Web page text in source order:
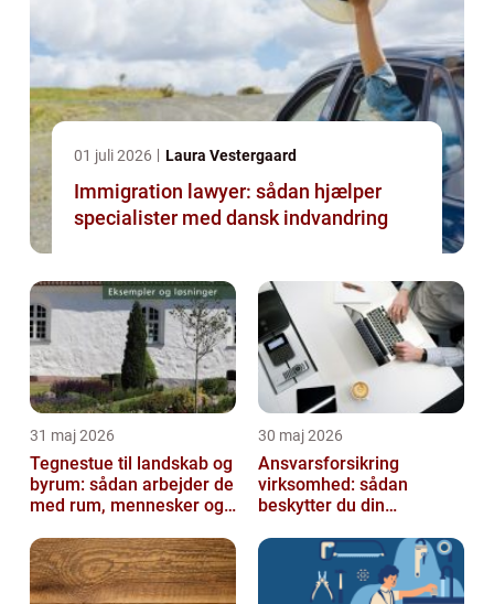
01 juli 2026 Laura Vestergaard
Immigration lawyer: sådan hjælper
specialister med dansk indvandring
31 maj 2026
Tegnestue til landskab og
byrum: sådan arbejder de
med rum, mennesker og
30 maj 2026
Ansvarsforsikring
virksomhed: sådan
beskytter du din